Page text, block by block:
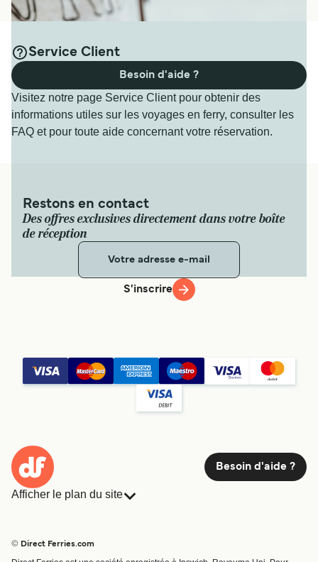
Service Client
Visitez notre page Service Client pour obtenir des
informations utiles sur les voyages en ferry, consulter les
FAQ et pour toute aide concernant votre réservation.
Besoin d'aide ?
Restons en contact
Des offres exclusives directement dans votre boîte
de réception
S'inscrire
Besoin d'aide ?
Afficher le plan du site
Pays
© Direct Ferries.com